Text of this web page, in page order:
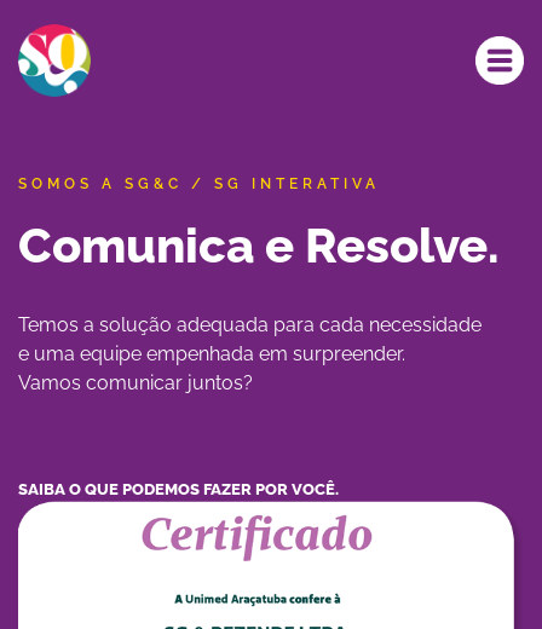
SOMOS A SG&C / SG INTERATIVA
Comunica e Resolve.
Temos a solução adequada para cada necessidade
e uma equipe empenhada em surpreender.
Vamos comunicar juntos?
SAIBA O QUE PODEMOS FAZER POR VOCÊ.